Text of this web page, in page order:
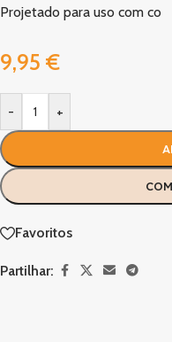
Projetado para uso com co
9,95 €
- +
Favoritos
Partilhar: